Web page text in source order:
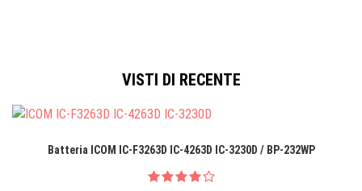
VISTI DI RECENTE
Batteria ICOM IC-F3263D IC-4263D IC-3230D / BP-232WP